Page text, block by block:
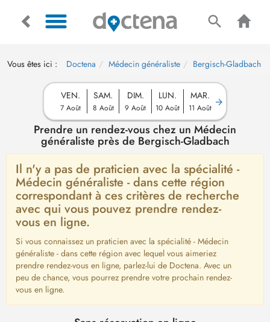
Vous êtes ici : Doctena Médecin généraliste Bergisch-Gladbach
VEN.
7 Août
SAM.
8 Août
DIM.
9 Août
LUN.
10 Août
MAR.
11 Août
Prendre un rendez-vous chez un Médecin
généraliste près de Bergisch-Gladbach
Il n'y a pas de praticien avec la spécialité -
Médecin généraliste - dans cette région
correspondant à ces critères de recherche
avec qui vous pouvez prendre rendez-
vous en ligne.
Si vous connaissez un praticien avec la spécialité - Médecin
généraliste - dans cette région avec lequel vous aimeriez
prendre rendez-vous en ligne, parlez-lui de Doctena. Avec un
peu de chance, vous pourrez prendre votre prochain rendez-
vous en ligne.